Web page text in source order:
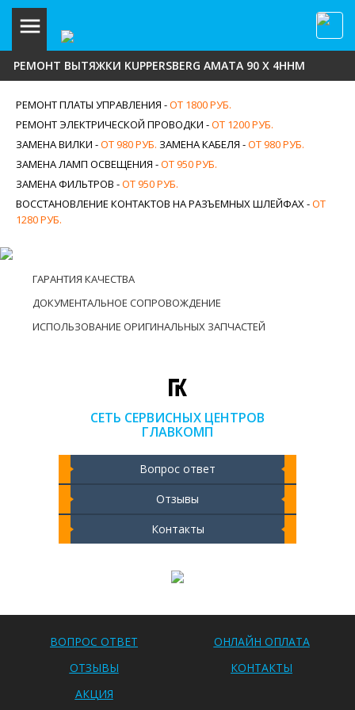
СЕТЬ СЕРВИСНЫХ ЦЕНТРОВ
ГЛАВКОМП
Вопрос ответ
Отзывы
Контакты
РЕМОНТ ВЫТЯЖКИ KUPPERSBERG AMATA 90 X 4HHM
РЕМОНТ ПЛАТЫ УПРАВЛЕНИЯ -ОТ 1800 РУБ.
РЕМОНТ ЭЛЕКТРИЧЕСКОЙ ПРОВОДКИ -ОТ 1200 РУБ.
ЗАМЕНА ВИЛКИ -ОТ 980 РУБ. ЗАМЕНА КАБЕЛЯ -ОТ 980 РУБ.
ЗАМЕНА ЛАМП ОСВЕЩЕНИЯ -ОТ 950 РУБ.
ЗАМЕНА ФИЛЬТРОВ -ОТ 950 РУБ.
ВОССТАНОВЛЕНИЕ КОНТАКТОВ НА РАЗЪЕМНЫХ ШЛЕЙФАХ -ОТ
1280 РУБ.
ГАРАНТИЯ КАЧЕСТВА
ДОКУМЕНТАЛЬНОЕ СОПРОВОЖДЕНИЕ
ИСПОЛЬЗОВАНИЕ ОРИГИНАЛЬНЫХ ЗАПЧАСТЕЙ
ВОПРОС ОТВЕТ
ОНЛАЙН ОПЛАТА
ОТЗЫВЫ
КОНТАКТЫ
АКЦИЯ